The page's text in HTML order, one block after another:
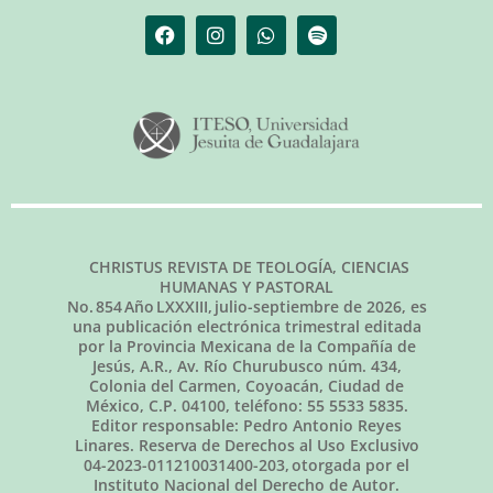
CHRISTUS REVISTA DE TEOLOGÍA, CIENCIAS
HUMANAS Y PASTORAL
No.854Año LXXXIII, julio-septiembre de 2026, es
una publicación electrónica trimestral editada
por la Provincia Mexicana de la Compañía de
Jesús, A.R., Av. Río Churubusco núm. 434,
Colonia del Carmen, Coyoacán, Ciudad de
México, C.P. 04100, teléfono: 55 5533 5835.
Editor responsable: Pedro Antonio Reyes
Linares. Reserva de Derechos al Uso Exclusivo
04-2023-011210031400-203, otorgada por el
Instituto Nacional del Derecho de Autor.